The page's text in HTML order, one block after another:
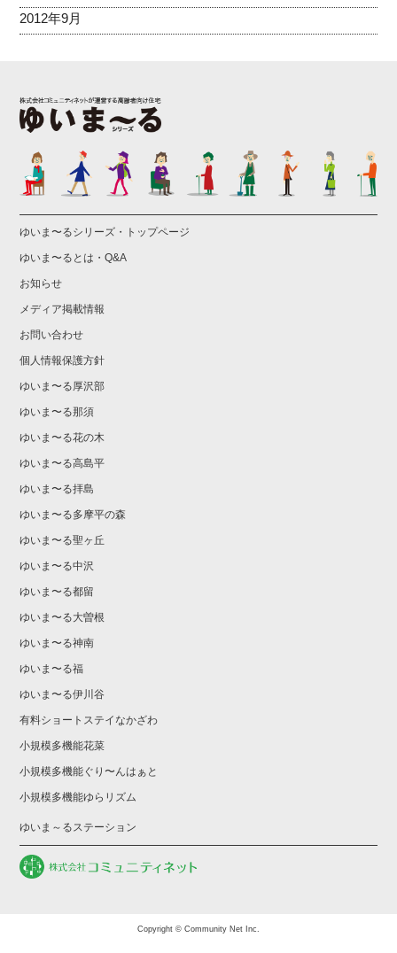
2012年9月
ゆいま〜るシリーズ・トップページ
ゆいま〜るとは・Q&A
お知らせ
メディア掲載情報
お問い合わせ
個人情報保護方針
ゆいま〜る厚沢部
ゆいま〜る那須
ゆいま〜る花の木
ゆいま〜る高島平
ゆいま〜る拝島
ゆいま〜る多摩平の森
ゆいま〜る聖ヶ丘
ゆいま〜る中沢
ゆいま〜る都留
ゆいま〜る大曽根
ゆいま〜る神南
ゆいま〜る福
ゆいま〜る伊川谷
有料ショートステイなかざわ
小規模多機能花菜
小規模多機能ぐり〜んはぁと
小規模多機能ゆらリズム
ゆいま～るステーション
Copyright © Community Net Inc.